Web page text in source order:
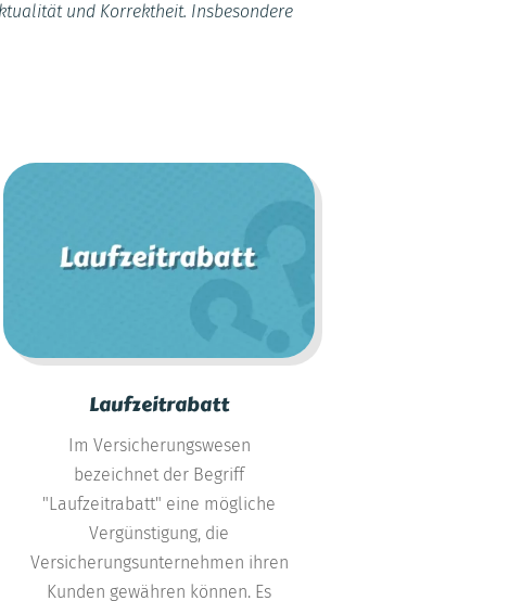
und Korrektheit. Insbesondere
Laufzeitrabatt
Im Versicherungswesen
bezeichnet der Begriff
"Laufzeitrabatt" eine mögliche
Vergünstigung, die
Versicherungsunternehmen ihren
Kunden gewähren können. Es